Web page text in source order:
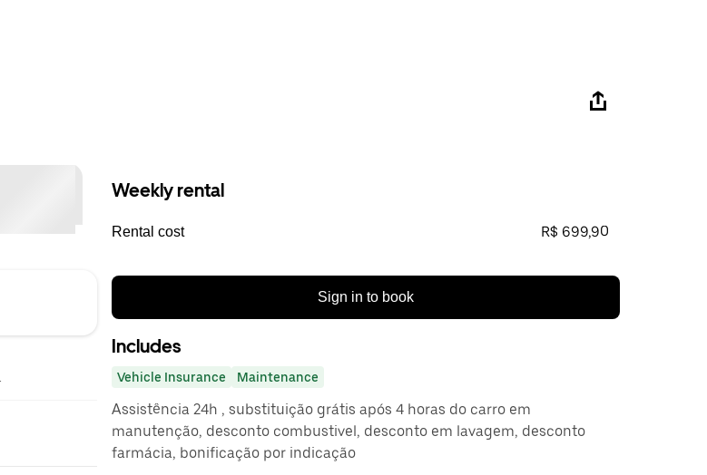
Weekly rental
Rental cost R$ 699,90
Sign in to book
Includes
Vehicle Insurance Maintenance
Assistência 24h , substituição grátis após 4 horas do carro em
manutenção, desconto combustivel, desconto em lavagem, desconto
farmácia, bonificação por indicação